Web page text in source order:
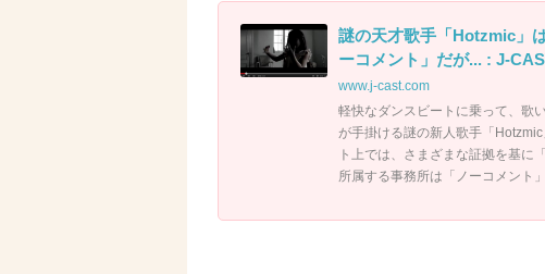
謎の天才歌手「Hotzmic」
ーコメント」だが... : J-
www.j-cast.com
軽快なダンスビートに乗って、歌
が手掛ける謎の新人歌手「
ト上では、さまざまな証拠を基に
所属する事務所は「ノーコメント